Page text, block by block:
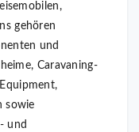
gehören
und
Caravaning-
sowie
und